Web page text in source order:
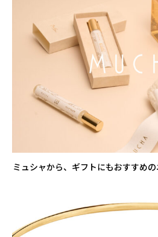
ミュシャから、ギフトにもおすすめ